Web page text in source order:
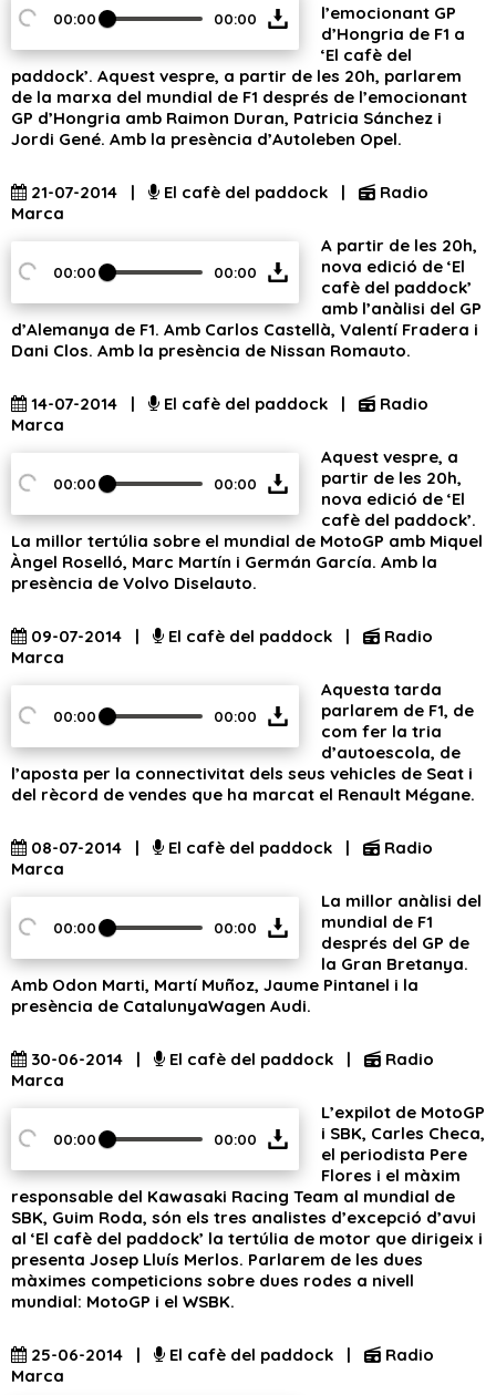
00:00 00:00
l’emocionant GP
d’Hongria de F1 a
‘El cafè del
paddock’. Aquest vespre, a partir de les 20h, parlarem
de la marxa del mundial de F1 després de l’emocionant
GP d’Hongria amb Raimon Duran, Patricia Sánchez i
Jordi Gené. Amb la presència d’Autoleben Opel.
21-07-2014 | El cafè del paddock |
Radio
Marca
00:00 00:00
A partir de les 20h,
nova edició de ‘El
cafè del paddock’
amb l’anàlisi del GP
d’Alemanya de F1. Amb Carlos Castellà, Valentí Fradera i
Dani Clos. Amb la presència de Nissan Romauto.
14-07-2014 | El cafè del paddock |
Radio
Marca
00:00 00:00
Aquest vespre, a
partir de les 20h,
nova edició de ‘El
cafè del paddock’.
La millor tertúlia sobre el mundial de MotoGP amb Miquel
Àngel Roselló, Marc Martín i Germán García. Amb la
presència de Volvo Diselauto.
09-07-2014 | El cafè del paddock |
Radio
Marca
00:00 00:00
Aquesta tarda
parlarem de F1, de
com fer la tria
d’autoescola, de
l’aposta per la connectivitat dels seus vehicles de Seat i
del rècord de vendes que ha marcat el Renault Mégane.
08-07-2014 | El cafè del paddock |
Radio
Marca
00:00 00:00
La millor anàlisi del
mundial de F1
després del GP de
la Gran Bretanya.
Amb Odon Marti, Martí Muñoz, Jaume Pintanel i la
presència de CatalunyaWagen Audi.
30-06-2014 | El cafè del paddock |
Radio
Marca
00:00 00:00
L’expilot de MotoGP
i SBK, Carles Checa,
el periodista Pere
Flores i el màxim
responsable del Kawasaki Racing Team al mundial de
SBK, Guim Roda, són els tres analistes d’excepció d’avui
al ‘El cafè del paddock’ la tertúlia de motor que dirigeix i
presenta Josep Lluís Merlos. Parlarem de les dues
màximes competicions sobre dues rodes a nivell
mundial: MotoGP i el WSBK.
25-06-2014 | El cafè del paddock |
Radio
Marca